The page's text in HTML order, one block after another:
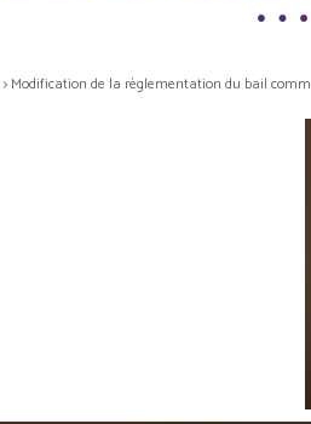
> Modification de la règlementation du bail